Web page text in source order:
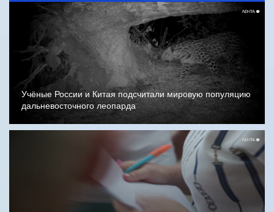
Учёные России и Китая подсчитали мировую популяцию
дальневосточного леопарда